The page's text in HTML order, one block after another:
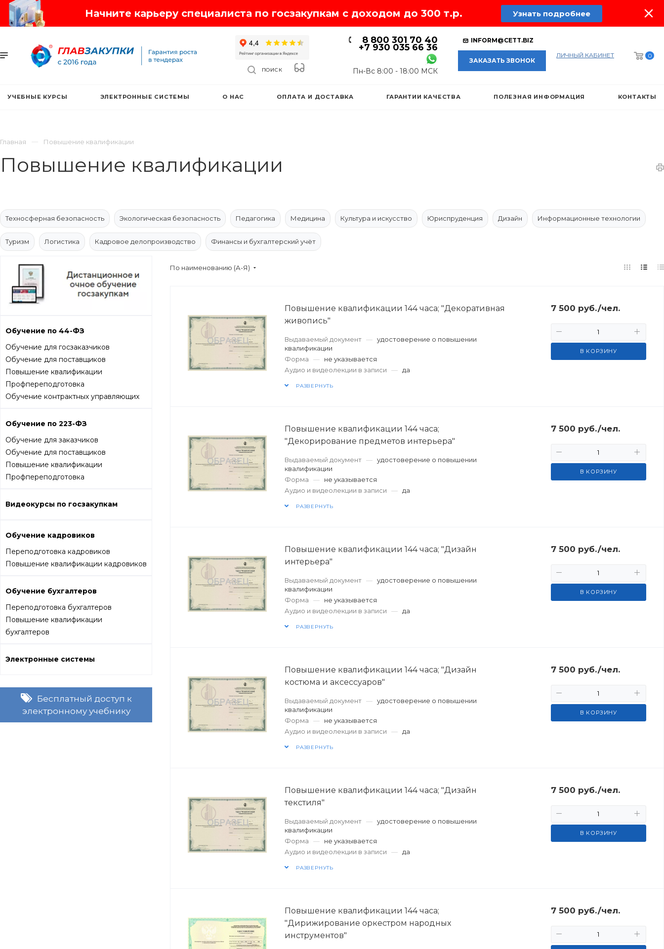
Начните карьеру специалиста по госзакупкам с доходом до 300 т.р. Узнать подробнее
ПОИСК
8 800 301 70 40
+7 930 035 66 36
Пн-Вс 8:00 - 18:00 МСК
INFORM@CETT.BIZ
ЗАКАЗАТЬ ЗВОНОК
ЛИЧНЫЙ КАБИНЕТ 0
УЧЕБНЫЕ КУРСЫ ЭЛЕКТРОННЫЕ СИСТЕМЫ О НАС ОПЛАТА И ДОСТАВКА ГАРАНТИИ КАЧЕСТВА ПОЛЕЗНАЯ ИНФОРМАЦИЯ КОНТАКТЫ
Главная Повышение квалификации
Повышение квалификации
Техносферная безопасность Экологическая безопасность Педагогика Медицина Культура и искусство Юриспруденция Дизайн Информационные технологии
Туризм Логистика Кадровое делопроизводство Финансы и бухгалтерский учёт
Обучение по 44-ФЗ
Обучение для госзаказчиков
Обучение для поставщиков
Повышение квалификации
Профпереподготовка
Обучение контрактных управляющих
Обучение по 223-ФЗ
Обучение для заказчиков
Обучение для поставщиков
Повышение квалификации
Профпереподготовка
Видеокурсы по госзакупкам
Обучение кадровиков
Переподготовка кадровиков
Повышение квалификации кадровиков
Обучение бухгалтеров
Переподготовка бухгалтеров
Повышение квалификации
бухгалтеров
Электронные системы
Бесплатный доступ к
электронному учебнику
По наименованию (А-Я)
Повышение квалификации 144 часа; "Декоративная
живопись"
Выдаваемый документ — удостоверение о повышении
квалификации
Форма
—
не указывается
Аудио и видеолекции в записи
— да
РАЗВЕРНУТЬ
7 500 руб./чел.
В КОРЗИНУ
Повышение квалификации 144 часа;
"Декорирование предметов интерьера"
Выдаваемый документ — удостоверение о повышении
квалификации
Форма
—
не указывается
Аудио и видеолекции в записи
— да
РАЗВЕРНУТЬ
7 500 руб./чел.
В КОРЗИНУ
Повышение квалификации 144 часа; "Дизайн
интерьера"
Выдаваемый документ — удостоверение о повышении
квалификации
Форма
—
не указывается
Аудио и видеолекции в записи
— да
РАЗВЕРНУТЬ
7 500 руб./чел.
В КОРЗИНУ
Повышение квалификации 144 часа; "Дизайн
костюма и аксессуаров"
Выдаваемый документ — удостоверение о повышении
квалификации
Форма
—
не указывается
Аудио и видеолекции в записи
— да
РАЗВЕРНУТЬ
7 500 руб./чел.
В КОРЗИНУ
Повышение квалификации 144 часа; "Дизайн
текстиля"
Выдаваемый документ — удостоверение о повышении
квалификации
Форма
—
не указывается
Аудио и видеолекции в записи
— да
РАЗВЕРНУТЬ
7 500 руб./чел.
В КОРЗИНУ
Повышение квалификации 144 часа;
"Дирижирование оркестром народных
инструментов"
7 500 руб./чел.